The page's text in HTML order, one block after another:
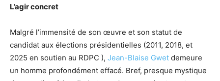
L’agir concret
Malgré l’immensité de son œuvre et son statut de
candidat aux élections présidentielles (2011, 2018, et
2025 en soutien au RDPC ), Jean-Blaise Gwet demeure
un homme profondément effacé. Bref, presque mystique